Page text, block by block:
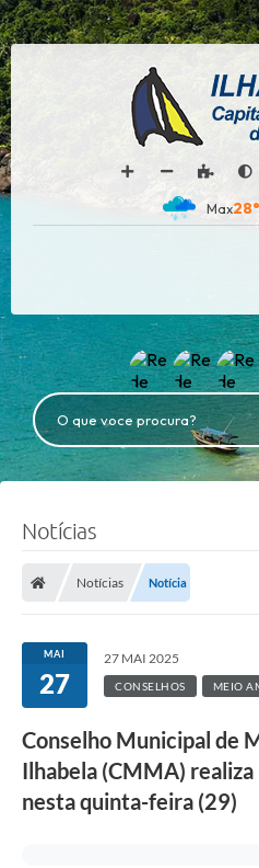
28°
O que voce procura?
Notícias
Notícias Notícia
MAI
27
27 MAI 2025
CONSELHOS MEIO
Conselho Municipal de
Ilhabela (CMMA)
nesta quinta-feira (29)